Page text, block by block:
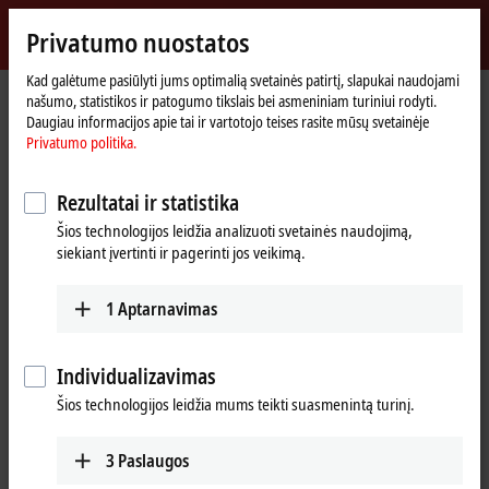
Beckhoff
-
New
Automation
Technology
Pradinis
puslapis
Įmonė
Naujienos
Tutorial: TwinCAT 3 C++ | Migration to a versioned TwinCAT C++ project
Paspaudus Sutinku, rodome vaizdo įrašą ir koreguojame privatumo
Mar 11, 2024
Privatumo nuostatos
Kad galėtume pasiūlyti jums optimalią svetainės patirtį, slapukai naudojami
našumo, statistikos ir patogumo tikslais bei asmeniniam turiniui rodyti.
Daugiau informacijos apie tai ir vartotojo teises rasite mūsų svetainėje
Privatumo politika.
Rezultatai ir statistika
Šios technologijos leidžia analizuoti svetainės naudojimą,
siekiant įvertinti ir pagerinti jos veikimą.
1 Aptarnavimas
Individualizavimas
Šios technologijos leidžia mums teikti suasmenintą turinį.
3 Paslaugos